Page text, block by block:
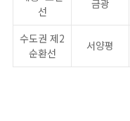
선
금광
수도권 제2
순환선
서양평